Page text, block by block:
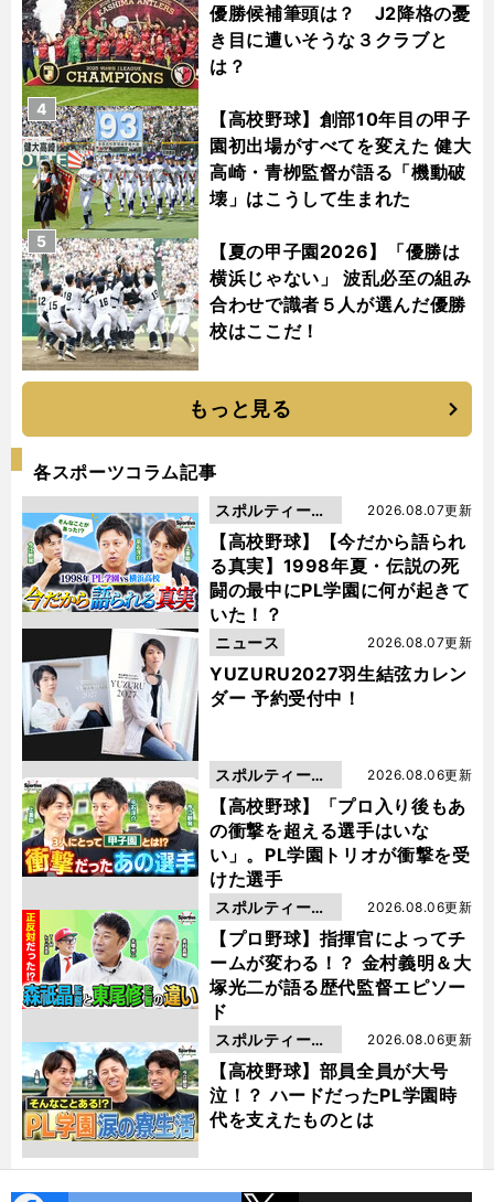
優勝候補筆頭は？ J2降格の憂
き目に遭いそうな３クラブと
は？
【高校野球】創部10年目の甲子
園初出場がすべてを変えた 健大
高崎・青栁監督が語る「機動破
壊」はこうして生まれた
4
【夏の甲子園2026】「優勝は
横浜じゃない」 波乱必至の組み
合わせで識者５人が選んだ優勝
校はここだ！
5
もっと見る
各スポーツコラム記事
【高校野球】【今だから語られ
る真実】1998年夏・伝説の死
闘の最中にPL学園に何が起きて
いた！？
2026.08.07更新
スポルティーバ
動画
YUZURU2027羽生結弦カレン
ダー 予約受付中！
2026.08.07更新
ニュース
【高校野球】「プロ入り後もあ
の衝撃を超える選手はいな
い」。PL学園トリオが衝撃を受
けた選手
2026.08.06更新
スポルティーバ
動画
【プロ野球】指揮官によってチ
ームが変わる！？ 金村義明＆大
塚光二が語る歴代監督エピソー
ド
2026.08.06更新
スポルティーバ
動画
【高校野球】部員全員が大号
泣！？ ハードだったPL学園時
代を支えたものとは
2026.08.06更新
スポルティーバ
動画